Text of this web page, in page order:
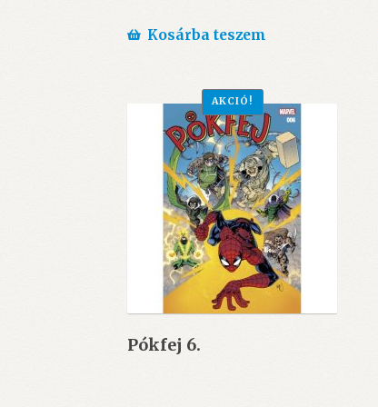
was:
is:
Kosárba teszem
Pókfej 6.
AKCIÓ!